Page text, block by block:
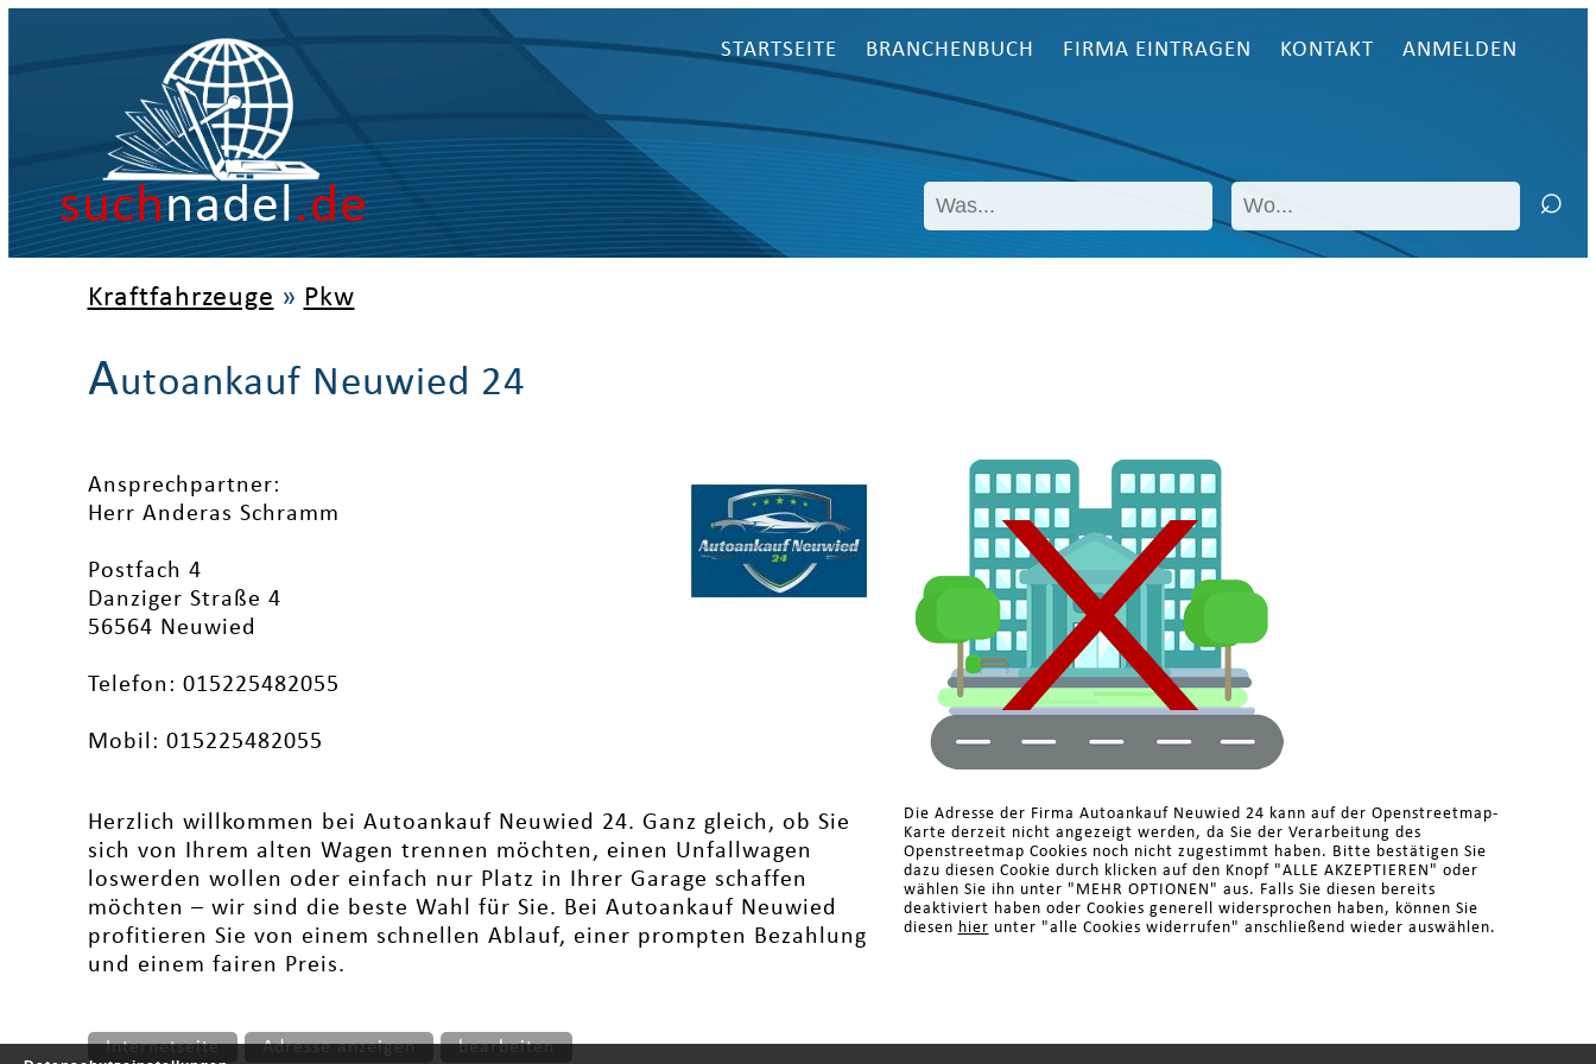
suchnadel.de
STARTSEITE BRANCHENBUCH FIRMA EINTRAGEN KONTAKT ANMELDEN
Kraftfahrzeuge » Pkw
Autoankauf Neuwied 24
Ansprechpartner:
Herr Anderas Schramm
Postfach 4
Danziger Straße 4
56564 Neuwied
Telefon: 015225482055
Mobil: 015225482055
Herzlich willkommen bei Autoankauf Neuwied 24. Ganz gleich, ob Sie
sich von Ihrem alten Wagen trennen möchten, einen Unfallwagen
loswerden wollen oder einfach nur Platz in Ihrer Garage schaffen
möchten – wir sind die beste Wahl für Sie. Bei Autoankauf Neuwied
profitieren Sie von einem schnellen Ablauf, einer prompten Bezahlung
und einem fairen Preis.
Internetseite Adresse anzeigen bearbeiten
Die Adresse der Firma Autoankauf Neuwied 24 kann auf der Openstreetmap-
Karte derzeit nicht angezeigt werden, da Sie der Verarbeitung des
Openstreetmap Cookies noch nicht zugestimmt haben. Bitte bestätigen Sie
dazu diesen Cookie durch klicken auf den Knopf "ALLE AKZEPTIEREN" oder
wählen Sie ihn unter "MEHR OPTIONEN" aus. Falls Sie diesen bereits
deaktiviert haben oder Cookies generell widersprochen haben, können Sie
diesen hier unter "alle Cookies widerrufen" anschließend wieder auswählen.